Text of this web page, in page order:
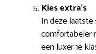
Kies extra’s
In deze
comfortabeler
een luxer 1e